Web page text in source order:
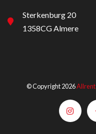
Sterkenburg 20
1358CG Almere
© Copyright 2026Allrent